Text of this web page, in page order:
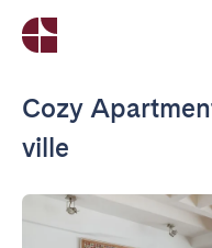
Cozy
ville